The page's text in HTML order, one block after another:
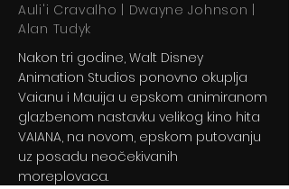
Auli'i Cravalho | Dwayne Johnson |
Alan Tudyk
Nakon tri godine, Walt Disney
Animation Studios ponovno okuplja
Vaianu i Mauija u epskom animiranom
glazbenom nastavku velikog kino hita
VAIANA, na novom, epskom putovanju
uz posadu neočekivanih
moreplovaca.